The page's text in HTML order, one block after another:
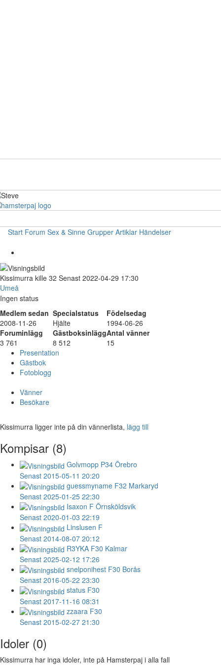
Start Forum Sex & Sinne Grupper Artiklar Händelser
Kissimurra kille 32 Senast 2022-04-29 17:30
Umeå
Ingen status
Medlem sedan Specialstatus
Födelsedag
2008-11-26
Hjälte
1994-06-26
Foruminlägg
GästboksinläggAntal vänner
3 761
8 512
15
Presentation
Gästbok
Fotoblogg
Vänner
Besökare
Kissimurra ligger inte på din vännerlista, lägg till
Kompisar (8)
Golvmopp P34 Örebro
Senast 2015-05-11 20:20
guessmyname F32 Markaryd
Senast 2025-01-25 22:30
Isaxon F Örnsköldsvik
Senast 2020-01-03 22:19
Linslusen F
Senast 2014-08-07 20:12
R3YKA F30 Kalmar
Senast 2025-02-12 17:26
snelponihest F30 Borås
Senast 2016-05-22 23:30
status F30
Senast 2017-11-16 08:31
zzaara F30
Senast 2015-02-27 21:30
Idoler (0)
Kissimurra har inga idoler, inte på Hamsterpaj i alla fall